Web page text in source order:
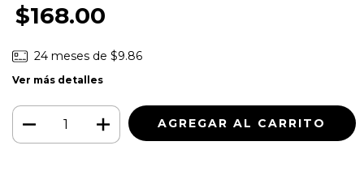
$168.00
24 meses de $9.86
Ver más detalles